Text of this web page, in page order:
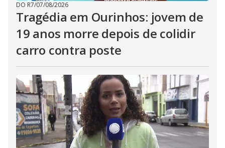
DO R7/07/08/2026
Tragédia em Ourinhos: jovem de
19 anos morre depois de colidir
carro contra poste